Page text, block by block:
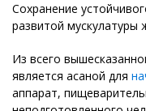
Сохранение
развитой мускулатуры
Из всего
является асаной для
аппарат,